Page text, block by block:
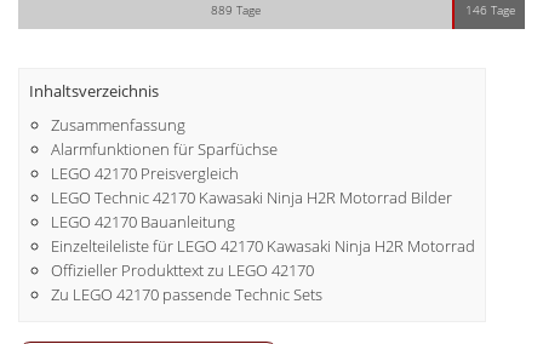
889 Tage
146 Tage
Inhaltsverzeichnis
Zusammenfassung
Alarmfunktionen für Sparfüchse
LEGO 42170 Preisvergleich
LEGO Technic 42170 Kawasaki Ninja H2R Motorrad Bilder
LEGO 42170 Bauanleitung
Einzelteileliste für LEGO 42170 Kawasaki Ninja H2R Motorrad
Offizieller Produkttext zu LEGO 42170
Zu LEGO 42170 passende Technic Sets